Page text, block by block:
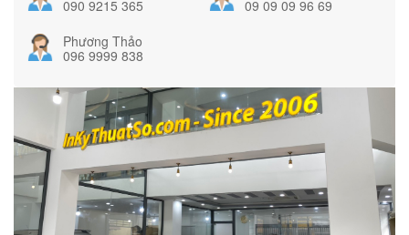
090 9215 365
09 09 09 96 69
Phương Thảo
096 9999 838